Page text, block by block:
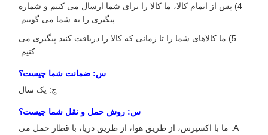
4) پس از اتمام کالا، ما کالا را برای شما ارسال می کنیم و شماره
پیگیری را به شما می گوییم.
5) ما کالاهای شما را تا زمانی که کالا را دریافت کنید پیگیری می
کنیم.
س: ضمانت شما چیست؟
ج: یک سال
س: روش حمل و نقل شما چیست؟
A: ما با اکسپرس، از طریق هوا، از طریق دریا، با قطار حمل می